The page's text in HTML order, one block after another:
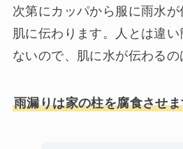
次第にカッパから服に雨水
肌に伝わります。人とは違い
ないので、肌に水が伝わるの
雨漏りは家の柱を腐食させ